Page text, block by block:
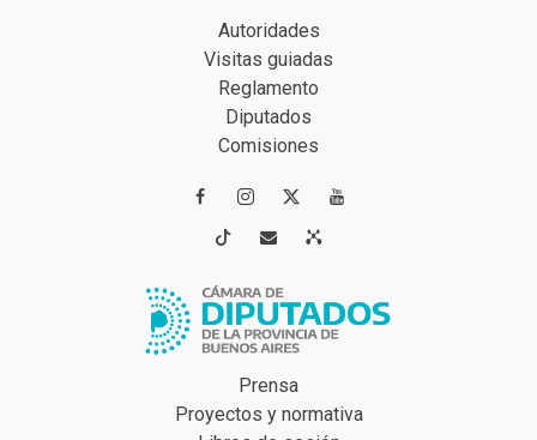
Autoridades
Visitas guiadas
Reglamento
Diputados
Comisiones
 
 
Prensa
Proyectos y normativa